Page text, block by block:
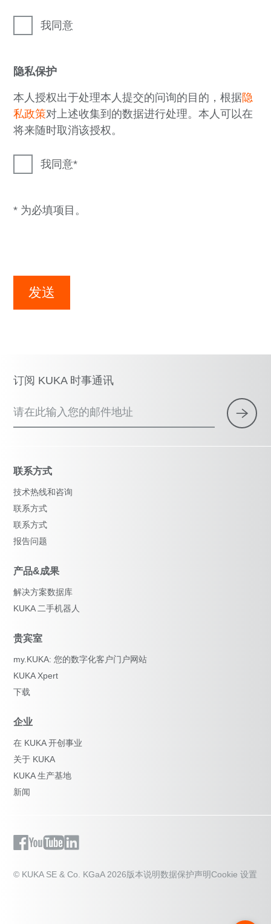
我同意
隐私保护
本人授权出于处理本人提交的问询的目的，根据隐
私政策对上述收集到的数据进行处理。本人可以在
将来随时取消该授权。
我同意
* 为必填项目。
发送
订阅 KUKA 时事通讯
请在此输入您的邮件地址
联系方式
技术热线和咨询
联系方式
联系方式
报告问题
产品&成果
解决方案数据库
KUKA 二手机器人
贵宾室
my.KUKA: 您的数字化客户门户网站
KUKA Xpert
下载
企业
在 KUKA 开创事业
关于 KUKA
KUKA 生产基地
新闻
© KUKA SE & Co. KGaA 2026版本说明数据保护声明Cookie 设置